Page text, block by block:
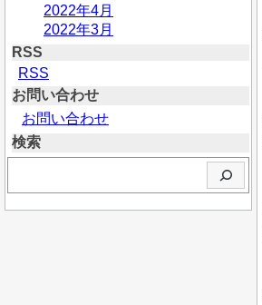
2022年4月
2022年3月
RSS
RSS
お問い合わせ
お問い合わせ
検索